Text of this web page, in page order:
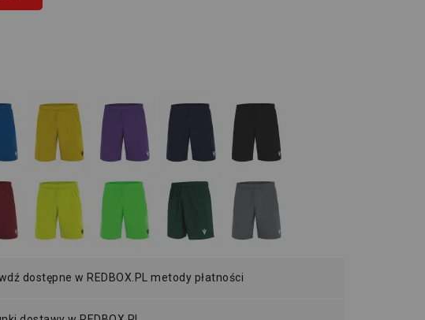
dostępne w REDBOX.PL metody płatności